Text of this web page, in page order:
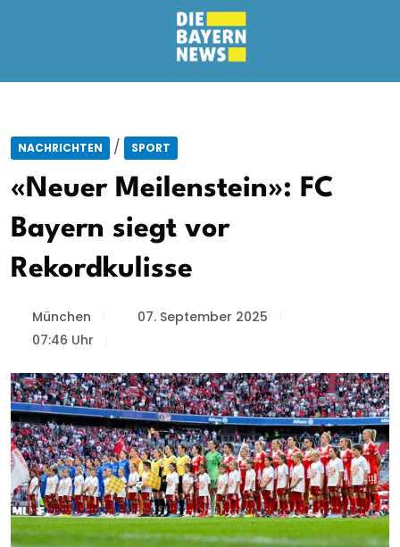
NACHRICHTEN / SPORT
«Neuer Meilenstein»: FC
Bayern siegt vor
Rekordkulisse
München
07. September 2025
07:46 Uhr